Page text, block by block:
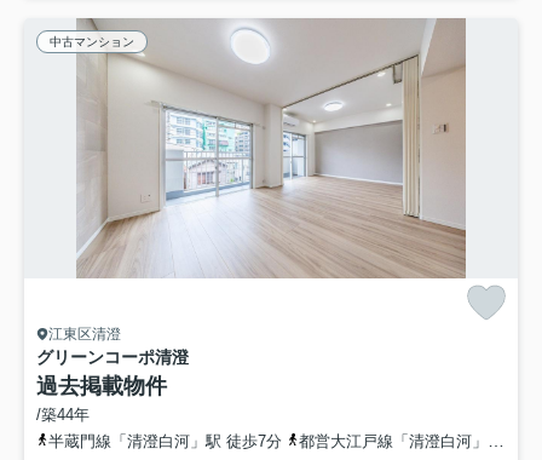
中古マンション
江東区清澄
グリーンコーポ清澄
過去掲載物件
/築44年
半蔵門線「清澄白河」駅 徒歩7分
都営大江戸線「清澄白河」駅 徒歩7分